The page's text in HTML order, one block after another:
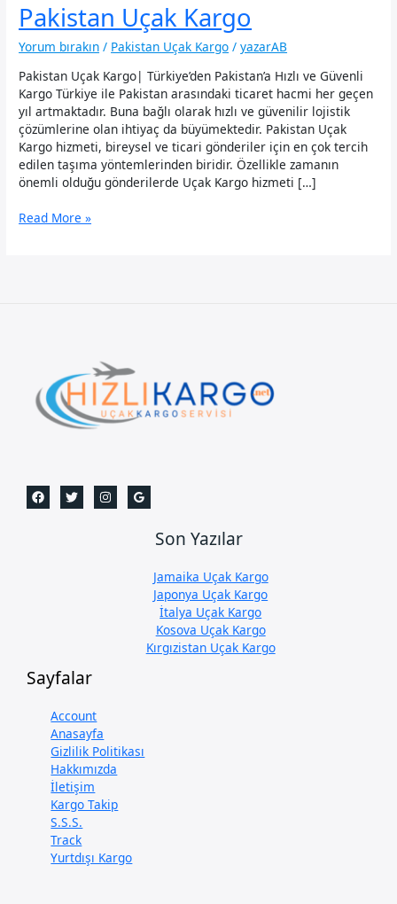
Pakistan Uçak Kargo
Yorum bırakın / Pakistan Uçak Kargo /yazarAB
Pakistan Uçak Kargo| Türkiye’den Pakistan’a Hızlı ve Güvenli
Kargo Türkiye ile Pakistan arasındaki ticaret hacmi her geçen
yıl artmaktadır. Buna bağlı olarak hızlı ve güvenilir lojistik
çözümlerine olan ihtiyaç da büyümektedir. Pakistan Uçak
Kargo hizmeti, bireysel ve ticari gönderiler için en çok tercih
edilen taşıma yöntemlerinden biridir. Özellikle zamanın
önemli olduğu gönderilerde Uçak Kargo hizmeti […]
Pakistan
Read More »
Son Yazılar
Jamaika Uçak Kargo
Japonya Uçak Kargo
İtalya Uçak Kargo
Kosova Uçak Kargo
Kırgızistan Uçak Kargo
Sayfalar
Account
Anasayfa
Gizlilik Politikası
Hakkımızda
İletişim
Kargo Takip
S.S.S.
Track
Yurtdışı Kargo